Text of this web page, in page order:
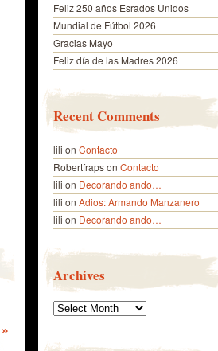
»
Feliz 250 años Esrados Unidos
Mundial de Fútbol 2026
Gracias Mayo
Feliz día de las Madres 2026
Recent Comments
lili on Contacto
Robertfrapson Contacto
lili on Decorando ando…
lili on Adios: Armando Manzanero
lili on Decorando ando…
Archives
Archives